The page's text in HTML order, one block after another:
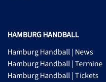
HAMBURG HANDBALL
Hamburg Handball | News
Hamburg Handball | Termine
Hamburg Handball | Tickets